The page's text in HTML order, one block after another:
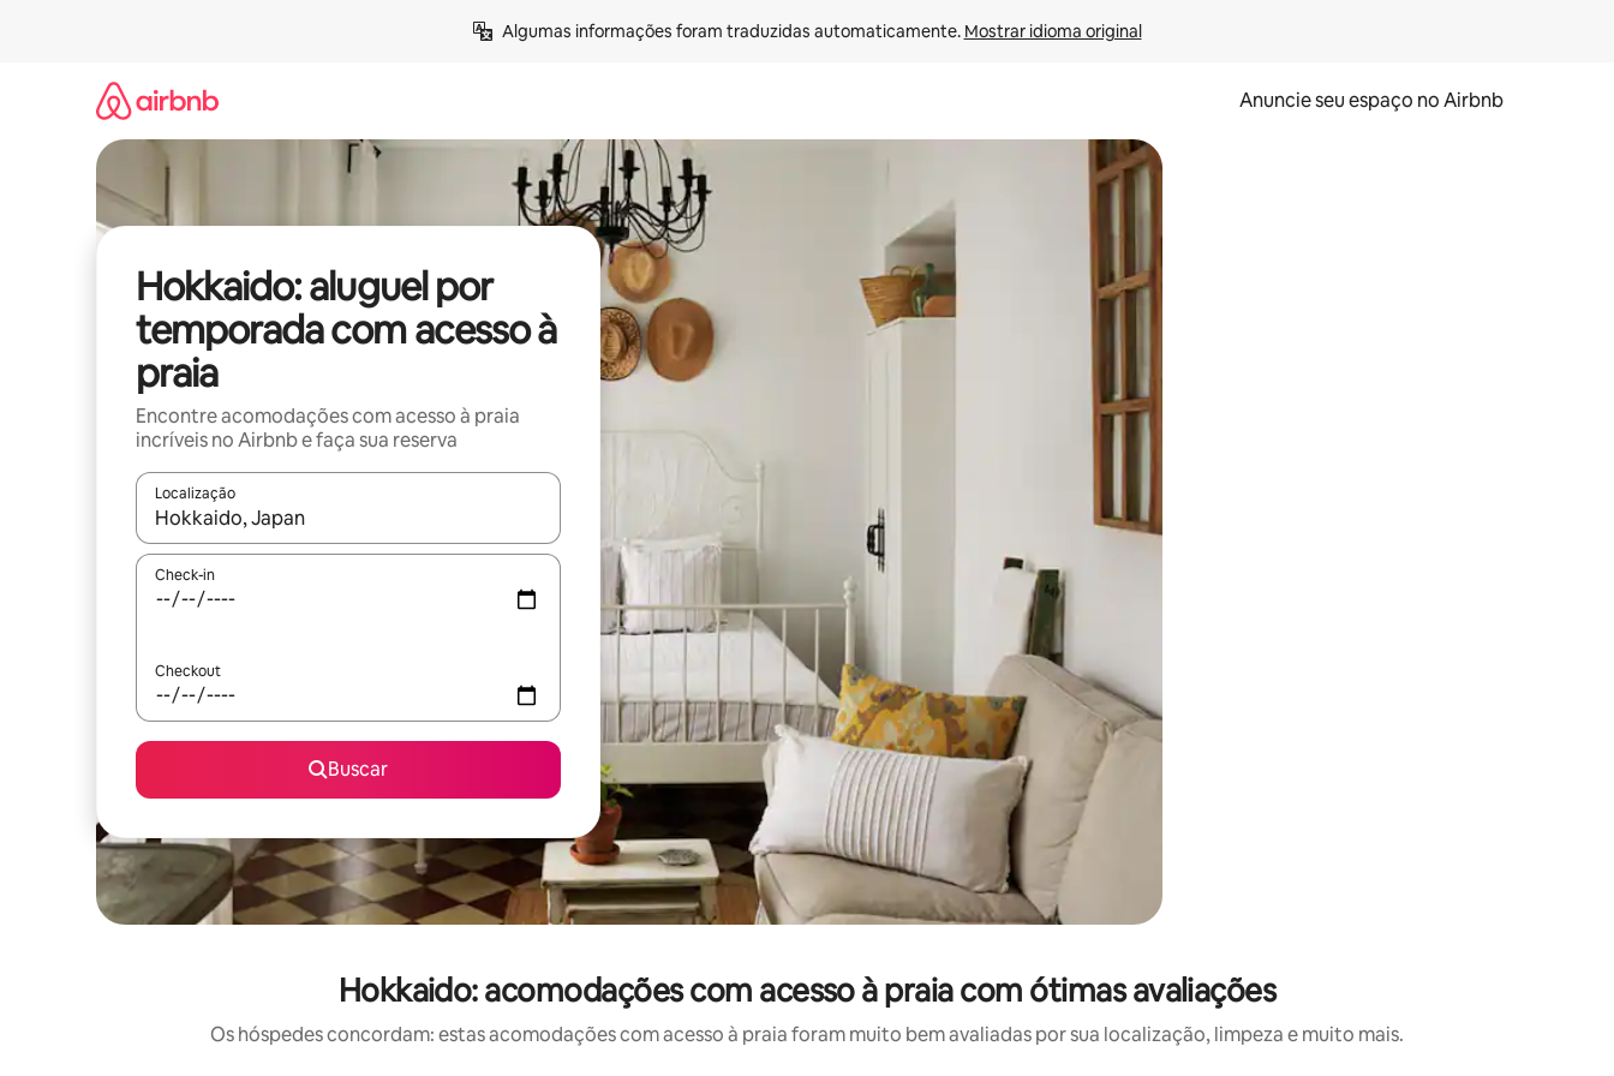
Algumas informações foram traduzidas automaticamente. Mostrar idioma original
Anuncie seu espaço no Airbnb
Hokkaido: aluguel por
temporada com acesso à
praia
Encontre acomodações com acesso à praia
incríveis no Airbnb e faça sua reserva
Localização
Quando os resultados estiverem disponíveis, explore-os usando as seta para cima e para baixo do teclado ou tocando e deslizando o dedo na tela.
Check-in
Checkout
Buscar
Hokkaido: acomodações com acesso à praia com ótimas avaliações
Os hóspedes concordam: estas acomodações com acesso à praia foram muito bem avaliadas por sua localização, limpeza e muito mais.